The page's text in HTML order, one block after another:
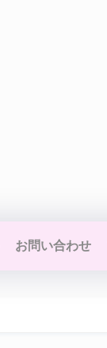
お問い合わせ